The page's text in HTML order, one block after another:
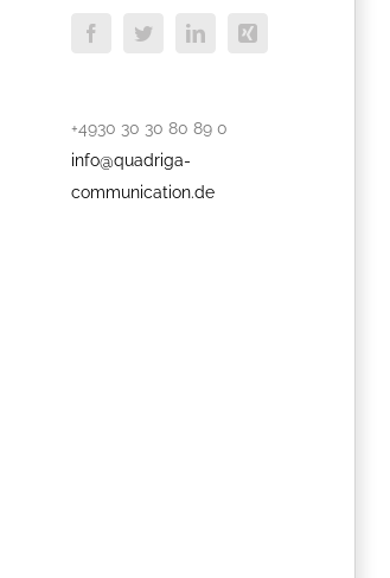
FacebookTwitterLinkedInXing
+4930 30 30 80 89 0
info@quadriga-
communication.de